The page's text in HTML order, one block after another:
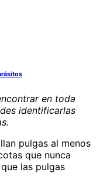
en toda
identificarlas
pulgas al menos
que nunca
las pulgas